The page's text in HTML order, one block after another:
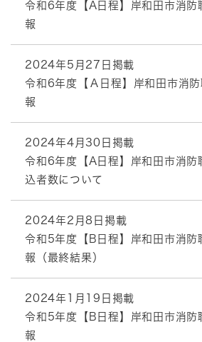
令和6年度【A日程】岸和田市消防
報
2024年5月27日掲載
令和6年度【Ａ日程】岸和田市消
報
2024年4月30日掲載
令和6年度【A日程】岸和田市消防
込者数について
2024年2月8日掲載
令和5年度【B日程】岸和田市消防
報（最終結果）
2024年1月19日掲載
令和5年度【B日程】岸和田市消防
報